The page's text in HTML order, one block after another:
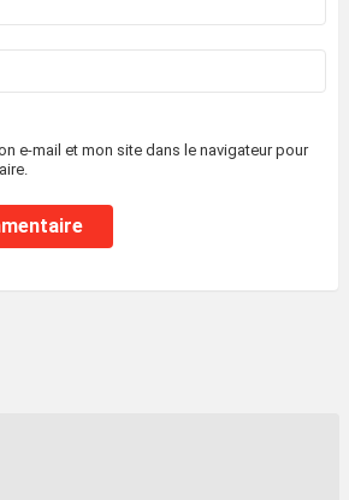
e-mail et mon site dans le navigateur pour